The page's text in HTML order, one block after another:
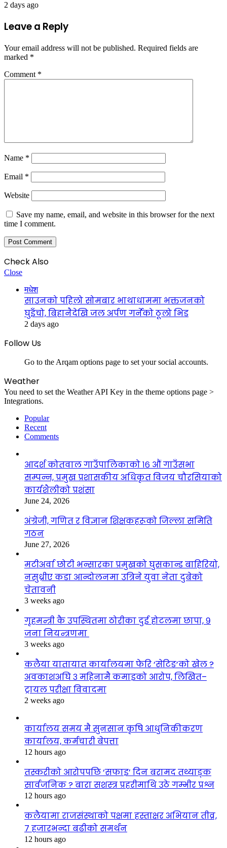
2 days ago
Leave a Reply
Your email address will not be published. Required fields are
marked *
Comment *
Name *
Email *
Website
Save my name, email, and website in this browser for the next
time I comment.
Check Also
Close
मधेश
साउनको पहिलो सोमबार भाथाधाममा भक्तजनको
घुइँचो, बिहानैदेखि जल अर्पण गर्नेको ठूलो भिड
2 days ago
Follow Us
Go to the Arqam options page to set your social accounts.
Weather
You need to set the Weather API Key in the theme options page >
Integrations.
Popular
Recent
Comments
आदर्श कोतवाल गाउँपालिकाको १६ औं गाउँसभा
सम्पन्न, प्रमुख प्रशासकीय अधिकृत विजय चौरसियाको
कार्यशैलीको प्रशंसा
June 24, 2026
अंग्रेजी, गणित र विज्ञान शिक्षकहरूको जिल्ला समिति
गठन
June 27, 2026
मटीअर्वा छोटी भन्सारका प्रमुखको घुसकान्ड बाहिरियो,
नसुध्रीए कडा आन्दोलनमा उत्रिने युवा नेता दुबेको
चेतावनी
3 weeks ago
गृहमन्त्री कै उपस्थितमा ठोरीका दुई होटलमा छापा, ९
जना नियन्त्रणमा
3 weeks ago
कलैया यातायात कार्यालयमा फेरि ‘सेटिङ’को खेल ?
अवकाशअघि ३ महिनामै कमाइको आरोप, लिखित–
ट्रायल परीक्षा विवादमा
2 weeks ago
कार्यालय समय मै सुनसान कृषि आधुनिकीकरण
कार्यालय, कर्मचारी बेपत्ता
12 hours ago
तस्करीको आरोपपछि ‘सफाइ’ दिन बरामद तथ्याङ्क
सार्वजनिक ? बारा सशस्त्र प्रहरीमाथि उठे गम्भीर प्रश्न
12 hours ago
कलैयामा राजसंस्थाको पक्षमा हस्ताक्षर अभियान तीव्र,
७ हजारभन्दा बढीको समर्थन
12 hours ago